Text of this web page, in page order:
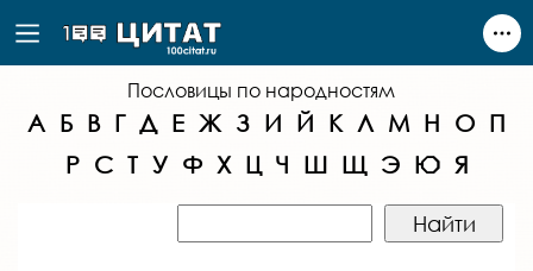
Пословицы по народностям
А Б В Г Д Е Ж З И Й К Л М Н О П
Р С Т У Ф Х Ц Ч Ш Щ Э Ю Я